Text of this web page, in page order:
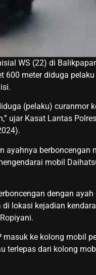
WS (22) di
600 meter diduga
(pelaku) curanmor
ujar Kasat Lantas
ayahnya
mobil
dengan
lokasi kejadian
masuk ke kolong mobil
terlepas dari kolong